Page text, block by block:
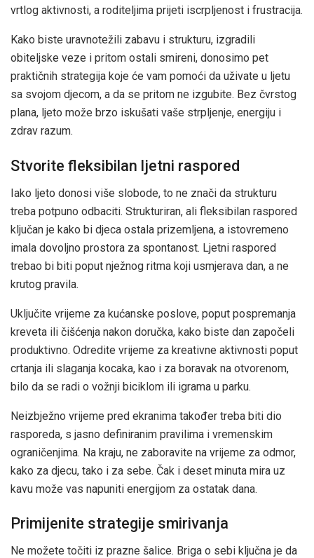
vrtlog aktivnosti, a roditeljima prijeti iscrpljenost i frustracija.
Kako biste uravnotežili zabavu i strukturu, izgradili
obiteljske veze i pritom ostali smireni, donosimo pet
praktičnih strategija koje će vam pomoći da uživate u ljetu
sa svojom djecom, a da se pritom ne izgubite. Bez čvrstog
plana, ljeto može brzo iskušati vaše strpljenje, energiju i
zdrav razum.
Stvorite fleksibilan ljetni raspored
Iako ljeto donosi više slobode, to ne znači da strukturu
treba potpuno odbaciti. Strukturiran, ali fleksibilan raspored
ključan je kako bi djeca ostala prizemljena, a istovremeno
imala dovoljno prostora za spontanost. Ljetni raspored
trebao bi biti poput nježnog ritma koji usmjerava dan, a ne
krutog pravila.
Uključite vrijeme za kućanske poslove, poput pospremanja
kreveta ili čišćenja nakon doručka, kako biste dan započeli
produktivno. Odredite vrijeme za kreativne aktivnosti poput
crtanja ili slaganja kocaka, kao i za boravak na otvorenom,
bilo da se radi o vožnji biciklom ili igrama u parku.
Neizbježno vrijeme pred ekranima također treba biti dio
rasporeda, s jasno definiranim pravilima i vremenskim
ograničenjima. Na kraju, ne zaboravite na vrijeme za odmor,
kako za djecu, tako i za sebe. Čak i deset minuta mira uz
kavu može vas napuniti energijom za ostatak dana.
Primijenite strategije smirivanja
Ne možete točiti iz prazne šalice. Briga o sebi ključna je da